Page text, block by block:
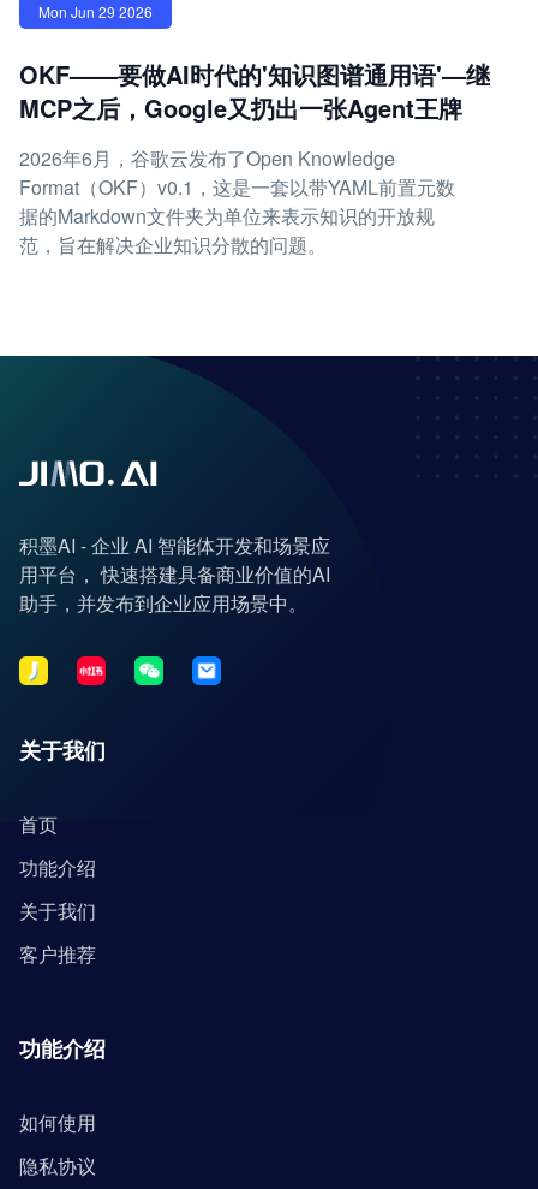
Mon Jun 29 2026
OKF——要做AI时代的'知识图谱通用语'—继
MCP之后，Google又扔出一张Agent王牌
2026年6月，谷歌云发布了Open Knowledge
Format（OKF）v0.1，这是一套以带YAML前置元数
据的Markdown文件夹为单位来表示知识的开放规
范，旨在解决企业知识分散的问题。
积墨AI - 企业 AI 智能体开发和场景应
用平台， 快速搭建具备商业价值的AI
助手，并发布到企业应用场景中。
关于我们
首页
功能介绍
关于我们
客户推荐
功能介绍
如何使用
隐私协议